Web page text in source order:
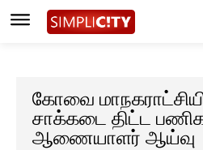
கோவை
சாக்கடை திட்ட
ஆணையாளர் ஆய்வு